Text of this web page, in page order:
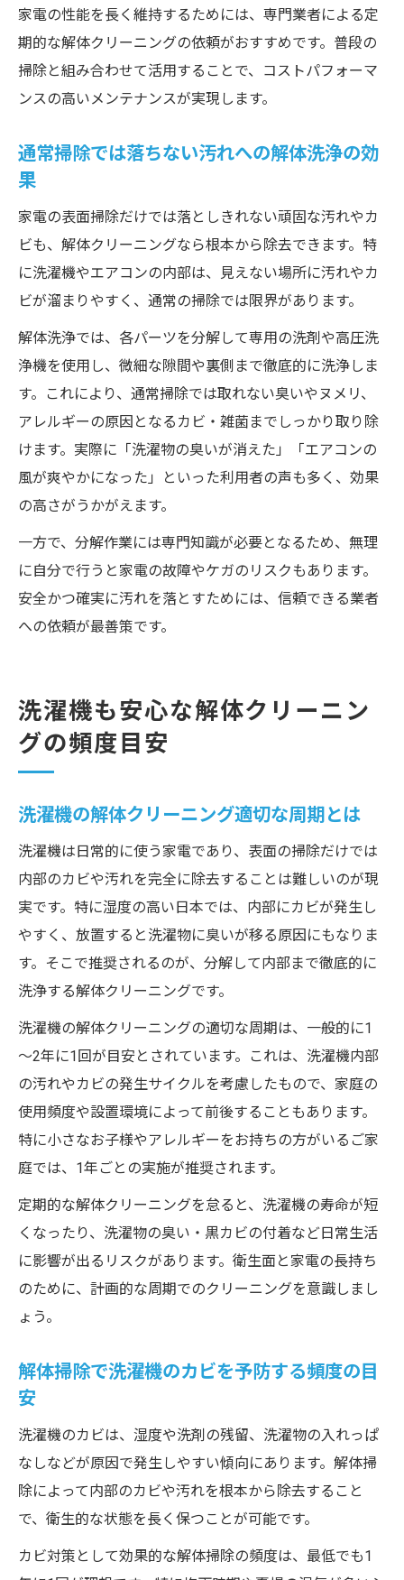
家電の性能を長く維持するためには、専門業者による定
期的な解体クリーニングの依頼がおすすめです。普段の
掃除と組み合わせて活用することで、コストパフォーマ
ンスの高いメンテナンスが実現します。
通常掃除では落ちない汚れへの解体洗浄の効
果
家電の表面掃除だけでは落としきれない頑固な汚れやカ
ビも、解体クリーニングなら根本から除去できます。特
に洗濯機やエアコンの内部は、見えない場所に汚れやカ
ビが溜まりやすく、通常の掃除では限界があります。
解体洗浄では、各パーツを分解して専用の洗剤や高圧洗
浄機を使用し、微細な隙間や裏側まで徹底的に洗浄しま
す。これにより、通常掃除では取れない臭いやヌメリ、
アレルギーの原因となるカビ・雑菌までしっかり取り除
けます。実際に「洗濯物の臭いが消えた」「エアコンの
風が爽やかになった」といった利用者の声も多く、効果
の高さがうかがえます。
一方で、分解作業には専門知識が必要となるため、無理
に自分で行うと家電の故障やケガのリスクもあります。
安全かつ確実に汚れを落とすためには、信頼できる業者
への依頼が最善策です。
洗濯機も安心な解体クリーニン
グの頻度目安
洗濯機の解体クリーニング適切な周期とは
洗濯機は日常的に使う家電であり、表面の掃除だけでは
内部のカビや汚れを完全に除去することは難しいのが現
実です。特に湿度の高い日本では、内部にカビが発生し
やすく、放置すると洗濯物に臭いが移る原因にもなりま
す。そこで推奨されるのが、分解して内部まで徹底的に
洗浄する解体クリーニングです。
洗濯機の解体クリーニングの適切な周期は、一般的に1
～2年に1回が目安とされています。これは、洗濯機内部
の汚れやカビの発生サイクルを考慮したもので、家庭の
使用頻度や設置環境によって前後することもあります。
特に小さなお子様やアレルギーをお持ちの方がいるご家
庭では、1年ごとの実施が推奨されます。
定期的な解体クリーニングを怠ると、洗濯機の寿命が短
くなったり、洗濯物の臭い・黒カビの付着など日常生活
に影響が出るリスクがあります。衛生面と家電の長持ち
のために、計画的な周期でのクリーニングを意識しまし
ょう。
解体掃除で洗濯機のカビを予防する頻度の目
安
洗濯機のカビは、湿度や洗剤の残留、洗濯物の入れっぱ
なしなどが原因で発生しやすい傾向にあります。解体掃
除によって内部のカビや汚れを根本から除去すること
で、衛生的な状態を長く保つことが可能です。
カビ対策として効果的な解体掃除の頻度は、最低でも1